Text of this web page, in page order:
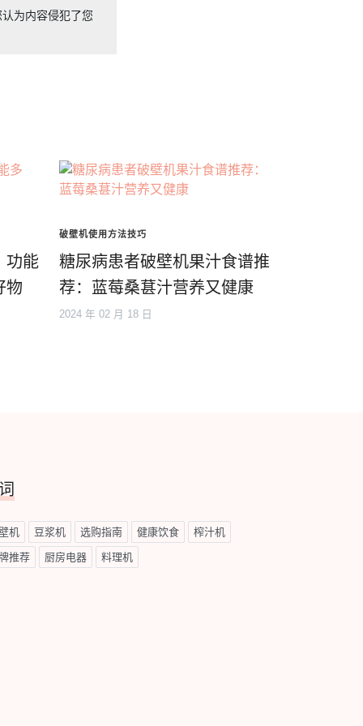
为内容侵犯了您
功能
物
破壁机使用方法技巧
糖尿病患者破壁机果汁食谱推
荐：蓝莓桑葚汁营养又健康
2024 年 02 月 18 日
机 豆浆机 选购指南 健康饮食 榨汁机
推荐 厨房电器 料理机